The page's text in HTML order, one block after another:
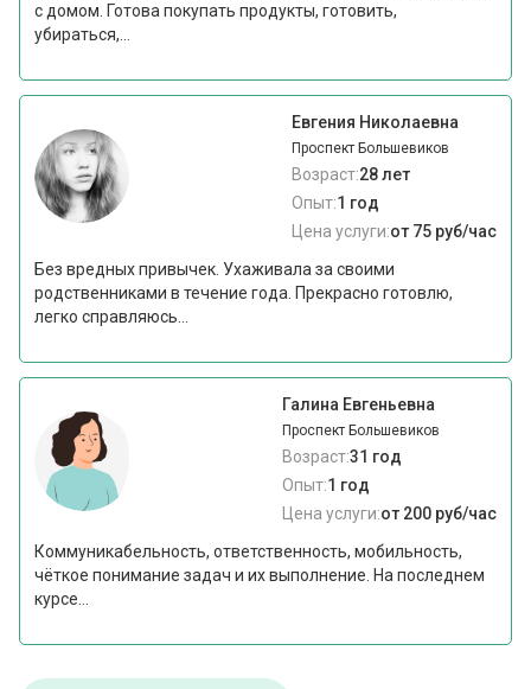
с домом. Готова покупать продукты, готовить,
убираться,...
Евгения Николаевна
Проспект Большевиков
Возраст:28 лет
Опыт:1 год
Цена услуги:от 75 руб/час
Без вредных привычек. Ухаживала за своими
родственниками в течение года. Прекрасно готовлю,
легко справляюсь...
Галина Евгеньевна
Проспект Большевиков
Возраст:31 год
Опыт:1 год
Цена услуги:от 200 руб/час
Коммуникабельность, ответственность, мобильность,
чёткое понимание задач и их выполнение. На последнем
курсе...